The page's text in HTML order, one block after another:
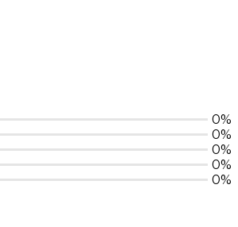
0%
0%
0%
0%
0%